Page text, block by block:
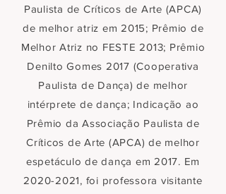
Paulista de Críticos de Arte (APCA)
de melhor atriz em 2015; Prêmio de
Melhor Atriz no FESTE 2013; Prêmio
Denilto Gomes 2017 (Cooperativa
Paulista de Dança) de melhor
intérprete de dança; Indicação ao
Prêmio da Associação Paulista de
Críticos de Arte (APCA) de melhor
espetáculo de dança em 2017. Em
2020-2021, foi professora visitante